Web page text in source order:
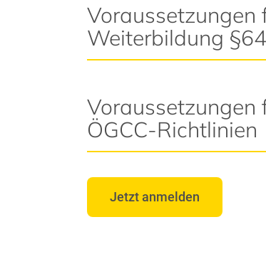
Voraussetzungen
Weiterbildung
ÖGCC-Richtlinien
Jetzt anmelden